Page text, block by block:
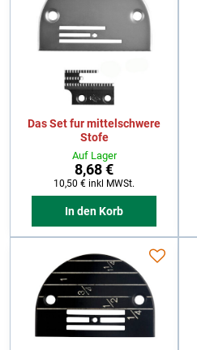
Das Set fur mittelschwere
Stofe
Auf Lager
8,68 €
10,50 € inkl MWSt.
In den Korb